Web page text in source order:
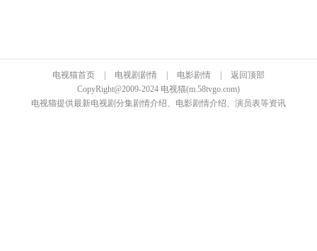
电视猫首页 电视剧剧情 电影剧情
返回顶部
CopyRight@2009-2024 电视猫(m.58tvgo.com)
电视猫提供最新电视剧分集剧情介绍、电影剧情介绍、演员表等资讯